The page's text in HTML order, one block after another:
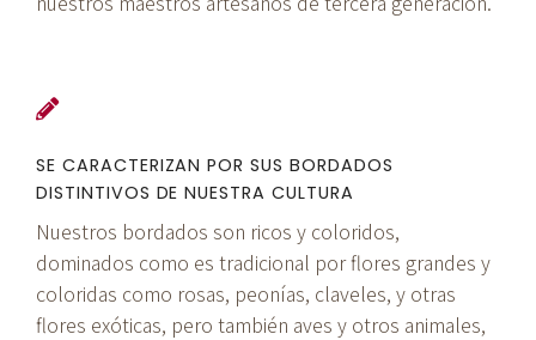
SE CARACTERIZAN POR SUS BORDADOS
DISTINTIVOS DE NUESTRA CULTURA
Nuestros bordados son ricos y coloridos,
dominados como es tradicional por flores grandes y
coloridas como rosas, peonías, claveles, y otras
flores exóticas, pero también aves y otros animales,